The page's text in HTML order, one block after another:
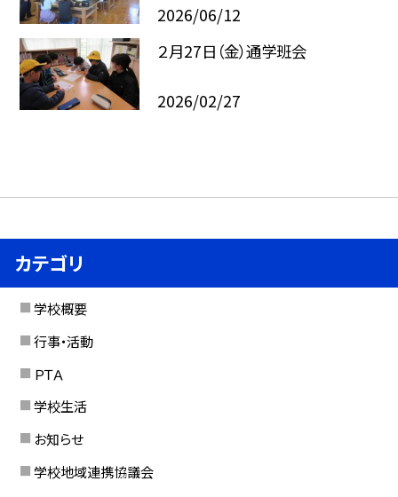
2026/06/12
２月27日（金）通学班会
2026/02/27
カテゴリ
学校概要
行事・活動
ＰＴＡ
学校生活
お知らせ
学校地域連携協議会